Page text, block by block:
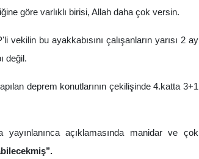
göre varlıklı birisi, Allah daha çok versin.
bu ayakkabısını çalışanların yarısı 2 ay
değil.
deprem konutlarının çekilişinde 4.katta 3+1
açıklamasında manidar ve çok